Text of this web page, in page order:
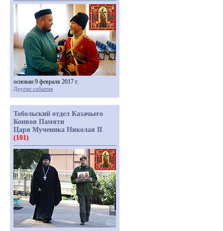
основан 9 февраля 2017 г.
Другие события
Тобольский отдел Казачьего
Конвоя Памяти
Царя Мученика Николая II
(101)